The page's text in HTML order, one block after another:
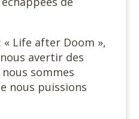
Life after Doom »,
avertir des
sommes
nous puissions